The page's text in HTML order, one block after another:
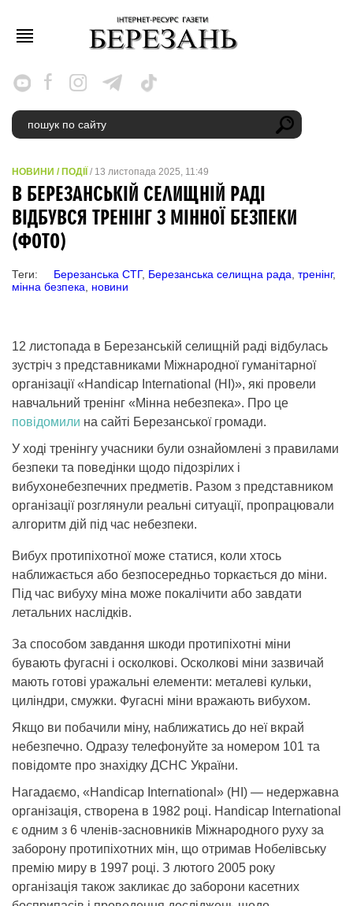
НОВИНИ / ПОДІЇ / 13 листопада 2025, 11:49
В БЕРЕЗАНСЬКІЙ СЕЛИЩНІЙ РАДІ
ВІДБУВСЯ ТРЕНІНГ З МІННОЇ БЕЗПЕКИ
(ФОТО)
Теги: Березанська СТГ, Березанська селищна рада тренінг,
мінна безпека
новини
12 листопада в Березанській селищній раді відбулась
зустріч з представниками Міжнародної гуманітарної
організації «Handicap International (HI)», які провели
навчальний тренінг «Мінна небезпека». Про це
повідомили на сайті Березанської громади.
У ході тренінгу учасники були ознайомлені з правилами
безпеки та поведінки щодо підозрілих і
вибухонебезпечних предметів. Разом з представником
організації розглянули реальні ситуації, пропрацювали
алгоритм дій під час небезпеки.
Вибух протипіхотної може статися, коли хтось
наближається або безпосередньо торкається до міни.
Під час вибуху міна може покалічити або завдати
летальних наслідків.
За способом завдання шкоди протипіхотні міни
бувають фугасні і осколкові. Осколкові міни зазвичай
мають готові уражальні елементи: металеві кульки,
циліндри, смужки. Фугасні міни вражають вибухом.
Якщо ви побачили міну, наближатись до неї вкрай
небезпечно. Одразу телефонуйте за номером 101 та
повідомте про знахідку ДСНС України.
Нагадаємо, «Handicap International» (HI) — недержавна
організація, створена в 1982 році. Handicap International
є одним з 6 членів-засновників Міжнародного руху за
заборону протипіхотних мін, що отримав Нобелівську
премію миру в 1997 році. З лютого 2005 року
організація також закликає до заборони касетних